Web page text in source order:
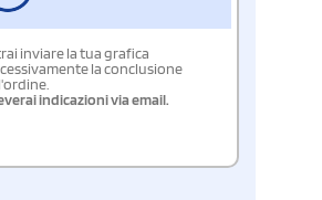
inviare la tua grafica
la conclusione
indicazioni via email.